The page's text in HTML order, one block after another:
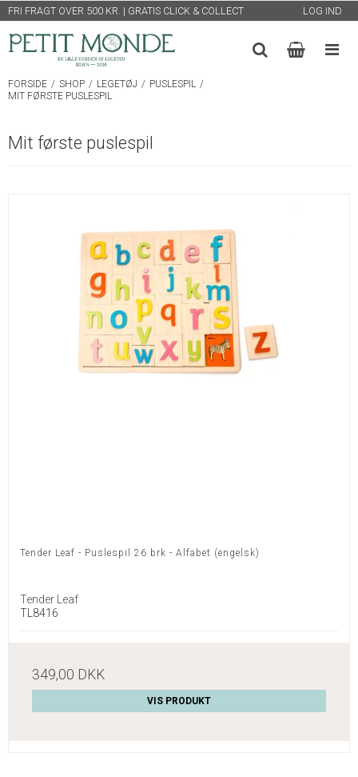
FRI FRAGT OVER 500 KR. | GRATIS CLICK & COLLECT LOG IND
FORSIDE / SHOP / LEGETØJ / PUSLESPIL /
MIT FØRSTE PUSLESPIL
Mit første puslespil
Tender Leaf - Puslespil 26 brk - Alfabet (engelsk)
Tender Leaf
TL8416
349,00 DKK
VIS PRODUKT